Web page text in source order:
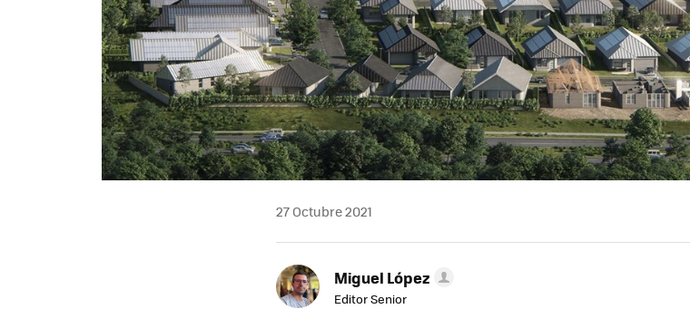
27 Octubre 2021
Miguel López
Editor Senior